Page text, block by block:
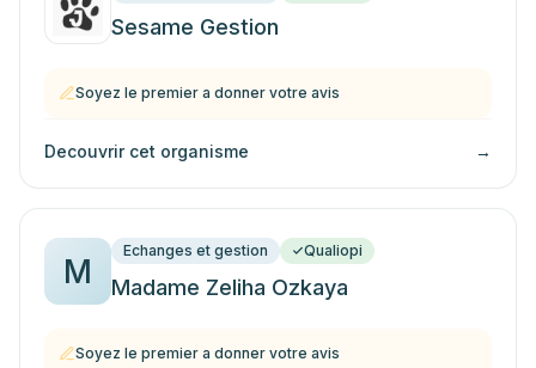
Sesame Gestion
Soyez le premier a donner votre avis
Decouvrir cet organisme →
M
Echanges et gestion Qualiopi
Madame Zeliha Ozkaya
Soyez le premier a donner votre avis